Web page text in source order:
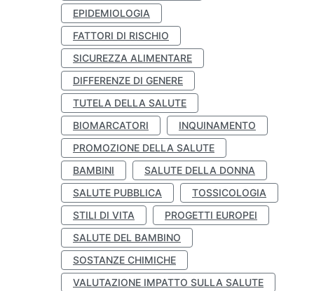
EPIDEMIOLOGIA
FATTORI DI RISCHIO
SICUREZZA ALIMENTARE
DIFFERENZE DI GENERE
TUTELA DELLA SALUTE
BIOMARCATORI
INQUINAMENTO
PROMOZIONE DELLA SALUTE
BAMBINI
SALUTE DELLA DONNA
SALUTE PUBBLICA
TOSSICOLOGIA
STILI DI VITA
PROGETTI EUROPEI
SALUTE DEL BAMBINO
SOSTANZE CHIMICHE
VALUTAZIONE IMPATTO SULLA SALUTE